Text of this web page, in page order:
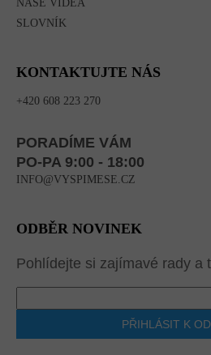
NAŠE VIDEA
SLOVNÍK
KONTAKTUJTE NÁS
+420 608 223 270
PORADÍME VÁM
PO-PA 9:00 - 18:00
INFO@VYSPIMESE.CZ
ODBĚR NOVINEK
Pohlídejte si zajímavé rady a
PŘIHLÁSIT K